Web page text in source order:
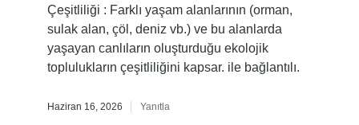
Çeşitliliği : Farklı yaşam alanlarının (orman,
sulak alan, çöl, deniz vb.) ve bu alanlarda
yaşayan canlıların oluşturduğu ekolojik
toplulukların çeşitliliğini kapsar. ile bağlantılı.
Haziran 16, 2026 Yanıtla